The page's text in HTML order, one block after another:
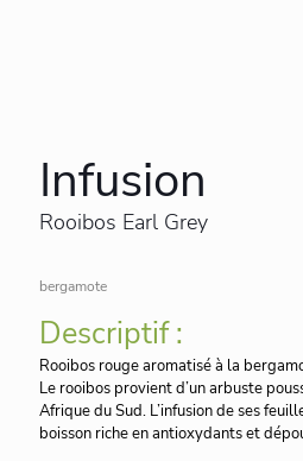
Infusion
Rooibos Earl Grey
bergamote
Descriptif :
Rooibos rouge aromatisé à la
Le rooibos provient d’un arbuste
Afrique du Sud. L’infusion de ses
boisson riche en antioxydants et